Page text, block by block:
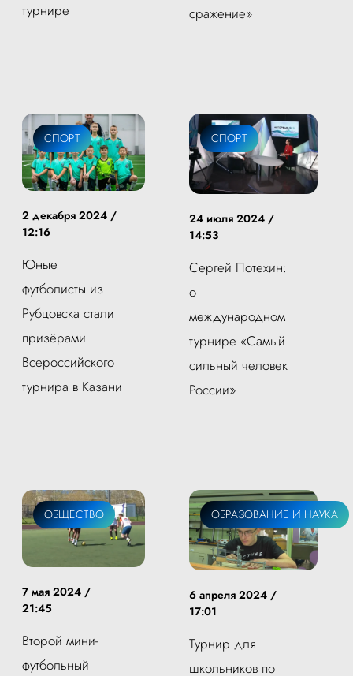
турнире
сражение»
СПОРТ
2 декабря 2024 /
12:16
Юные
футболисты из
Рубцовска стали
призёрами
Всероссийского
турнира в Казани
СПОРТ
24 июля 2024 /
14:53
Сергей Потехин:
о
международном
турнире «Самый
сильный человек
России»
ОБЩЕСТВО
7 мая 2024 /
21:45
Второй мини-
футбольный
ОБРАЗОВАНИЕ И НАУКА
6 апреля 2024 /
17:01
Турнир для
школьников по